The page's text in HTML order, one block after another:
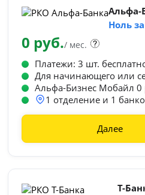
Альфа-
Ноль
0 руб./ мес.
Платежи: 3 шт.
Для начинающего или
Альфа-Бизнес Мобайл 0
1 отделение и 1
Далее
Т-